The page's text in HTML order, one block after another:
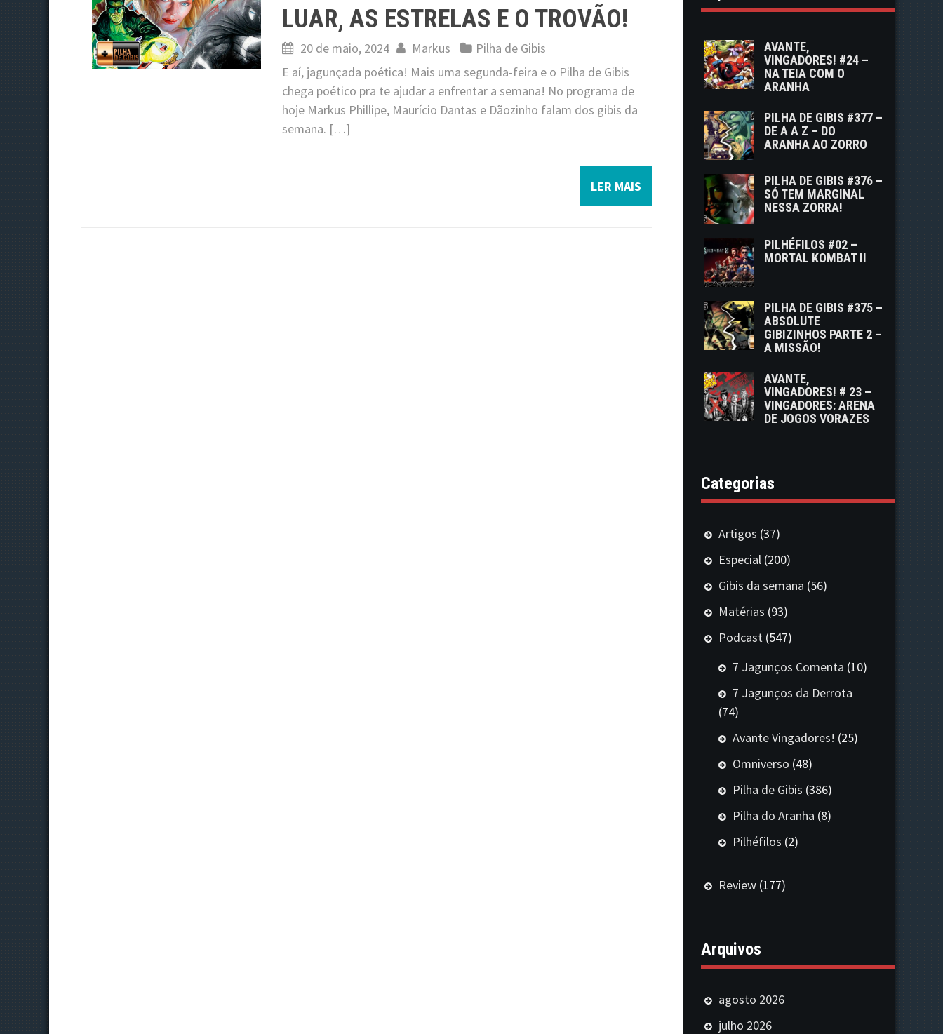
LUAR, AS ESTRELAS E O TROVÃO!
20 de maio, 2024 Markus
Pilha de Gibis
E aí, jagunçada poética! Mais uma segunda-feira e o Pilha de Gibis
chega poético pra te ajudar a enfrentar a semana! No programa de
hoje Markus Phillipe, Maurício Dantas e Dãozinho falam dos gibis da
semana. […]
LER MAIS
AVANTE,
VINGADORES! #24 –
NA TEIA COM O
ARANHA
PILHA DE GIBIS #377 –
DE A A Z – DO
ARANHA AO ZORRO
PILHA DE GIBIS #376 –
SÓ TEM MARGINAL
NESSA ZORRA!
PILHÉFILOS #02 –
MORTAL KOMBAT II
PILHA DE GIBIS #375 –
ABSOLUTE
GIBIZINHOS PARTE 2 –
A MISSÃO!
AVANTE,
VINGADORES! # 23 –
VINGADORES: ARENA
DE JOGOS VORAZES
Categorias
Artigos (37)
Especial (200)
Gibis da semana (56)
Matérias (93)
Podcast (547)
7 Jagunços Comenta (10)
7 Jagunços da Derrota
(74)
Avante Vingadores! (25)
Omniverso (48)
Pilha de Gibis (386)
Pilha do Aranha (8)
Pilhéfilos (2)
Review (177)
Arquivos
agosto 2026
julho 2026